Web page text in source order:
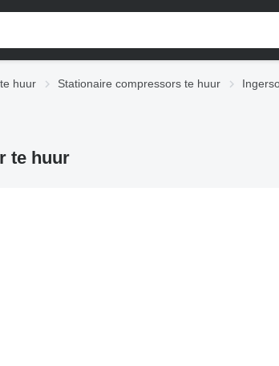
huur Stationaire compressors te huur
te huur